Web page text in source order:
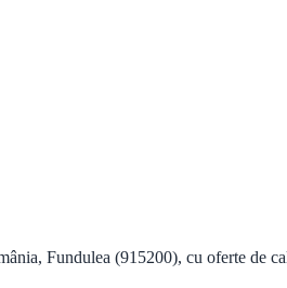
Fundulea (915200), cu oferte de